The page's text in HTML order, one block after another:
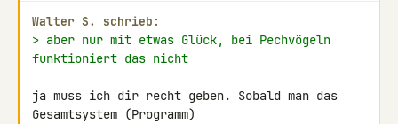
Walter S. schrieb:
> aber nur mit etwas Glück, bei Pechvögeln
funktioniert das nicht
ja muss ich dir recht geben. Sobald man das
Gesamtsystem (Programm)